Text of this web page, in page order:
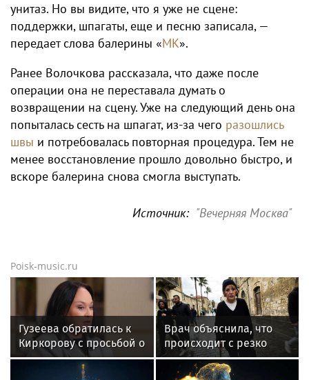
унитаз. Но вы видите, что я уже не сцене:
поддержки, шпагаты, еще и песню записала, —
передает слова балерины «МК».
Ранее Волочкова рассказала, что даже после
операции она не переставала думать о
возвращении на сцену. Уже на следующий день она
попыталась сесть на шпагат, из-за чего разошлись
швы и потребовалась повторная процедура. Тем не
менее восстановление прошло довольно быстро, и
вскоре балерина снова смогла выступать.
Источник: "Вечерняя Москва"
Poisk-music.ru
Гузеева обратилась к
Киркорову с просьбой о
помощи собакам в
Врач объяснила, что
происходит с резко
похудевшей Пугачёвой:
"Вылечить уже нельзя"